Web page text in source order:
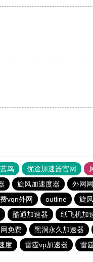
鸟 优途加速器官网
旋风加速度器 外网
vqn外网 outline 旋
酷通加速器 纸飞机加
免费 黑洞永久加速器
度 雷霆vp加速器 雷